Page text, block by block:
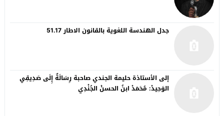
جدل الهندسة اللغوية بالقانون الاطار 51.17
إلى الأستاذة حليمة الجندي صاحبة رِسَالَةٌ إِلَى صَدِيقِي
الوَحِيدْ: مُحَمَدْ ابنُ الحسنْ الجُنْدِي